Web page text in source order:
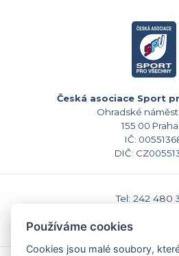
Česká asociace Sport
Ohradské
155 00
IČ:
DIČ:
Tel: 242 480
Používáme cookies
Cookies jsou malé soubory,